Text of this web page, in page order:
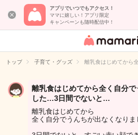
アプリでいつでもアクセス！
ママに嬉しい！アプリ限定
キャンペーンも随時配信中！
女性専用匿名QA
イト
トップ 子育て・グッズ 離乳食はじめてから
離乳食はじめてから全く自分
した…3日間でないと…
離乳食はじめてから
全く自分でうんちが出なくなりま